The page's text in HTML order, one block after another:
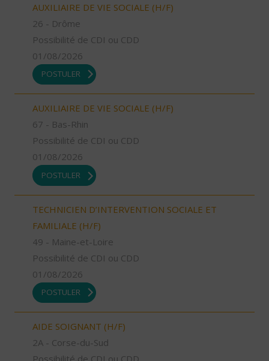
AUXILIAIRE DE VIE SOCIALE (H/F)
26 - Drôme
Possibilité de CDI ou CDD
01/08/2026
POSTULER
AUXILIAIRE DE VIE SOCIALE (H/F)
67 - Bas-Rhin
Possibilité de CDI ou CDD
01/08/2026
POSTULER
TECHNICIEN D’INTERVENTION SOCIALE ET
FAMILIALE (H/F)
49 - Maine-et-Loire
Possibilité de CDI ou CDD
01/08/2026
POSTULER
AIDE SOIGNANT (H/F)
2A - Corse-du-Sud